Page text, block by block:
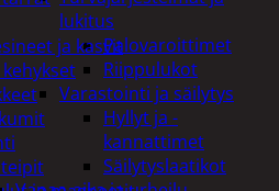
lukitus
Palovaroittimet
Riippulukot
Varastointi ja säilytys
Hyllyt ja -
kannattimet
Säilytyslaatikot
ja kasvit